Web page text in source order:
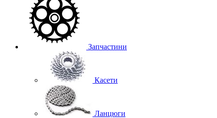
Запчастини
Касети
Ланцюги